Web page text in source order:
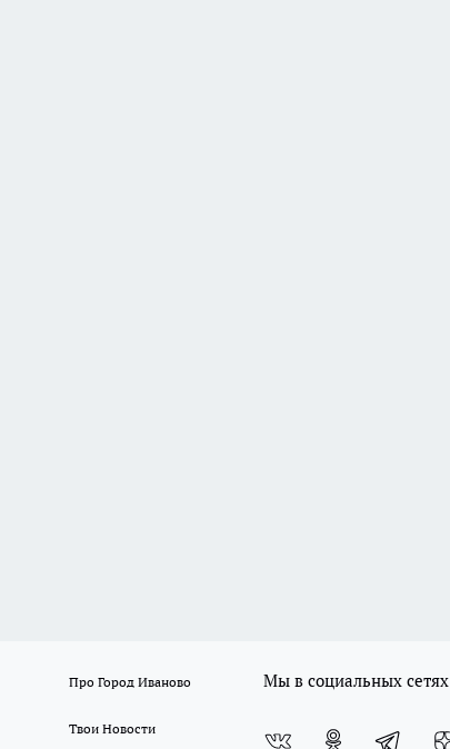
Про Город Иваново
Твои Новости
Мы в социальных сетях